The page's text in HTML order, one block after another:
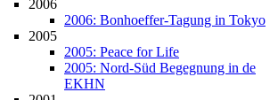
2006
2006: Bonhoeffer-Tagung in Tokyo
2005
2005: Peace for Life
2005: Nord-Süd Begegnung in de
EKHN